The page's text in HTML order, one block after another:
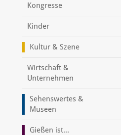
Kongresse
Kinder
Kultur & Szene
Wirtschaft &
Unternehmen
Sehenswertes &
Museen
Gießen ist...